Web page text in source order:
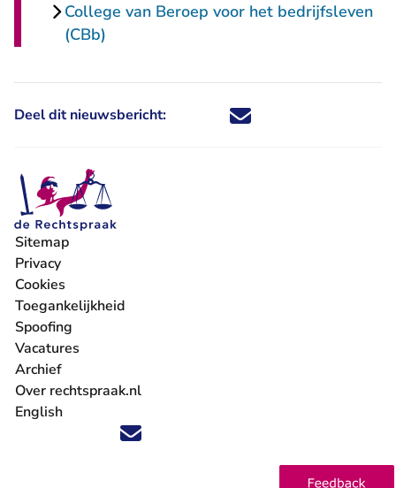
College van Beroep voor het bedrijfsleven
(CBb)
Deel dit nieuwsbericht: Deel dit nieuwsbericht via X -
Deel dit nieuwsbericht via
Deel dit nieuwsbericht
Deel dit
Volg ons op X (Twitter) - U verlaat Rechtspraak.nl
Volg ons op Facebook - U verlaat Rechtspraak.nl
Volg ons op Instagram - U verlaat Rechtspraak.nl
Volg ons op Youtube - U verlaat Rechtspraak.nl
Volg ons op LinkedIn - U verlaat
'Blijf op de hoogte' nieuwsbrief - U verlaat
Sitemap
Privacy
Cookies
Toegankelijkheid
Spoofing
Vacatures
- U verlaat Rechtspraak.nl
Archief
Over rechtspraak.nl
English